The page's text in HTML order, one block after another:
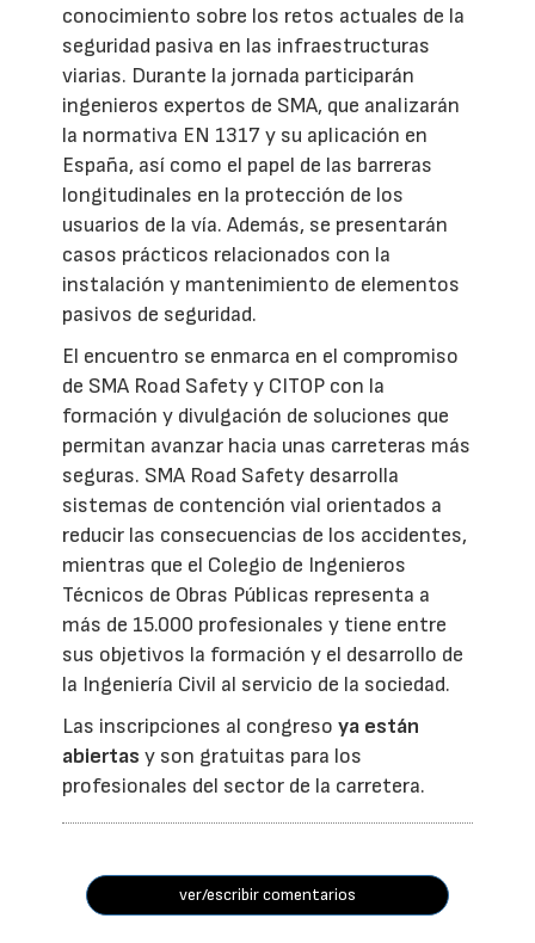
conocimiento sobre los retos actuales de la
seguridad pasiva en las infraestructuras
viarias. Durante la jornada participarán
ingenieros expertos de SMA, que analizarán
la normativa EN 1317 y su aplicación en
España, así como el papel de las barreras
longitudinales en la protección de los
usuarios de la vía. Además, se presentarán
casos prácticos relacionados con la
instalación y mantenimiento de elementos
pasivos de seguridad.
El encuentro se enmarca en el compromiso
de SMA Road Safety y CITOP con la
formación y divulgación de soluciones que
permitan avanzar hacia unas carreteras más
seguras. SMA Road Safety desarrolla
sistemas de contención vial orientados a
reducir las consecuencias de los accidentes,
mientras que el Colegio de Ingenieros
Técnicos de Obras Públicas representa a
más de 15.000 profesionales y tiene entre
sus objetivos la formación y el desarrollo de
la Ingeniería Civil al servicio de la sociedad.
Las inscripciones al congresoya están
abiertas y son gratuitas para los
profesionales del sector de la carretera.
ver/escribir comentarios